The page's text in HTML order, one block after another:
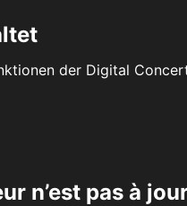
der Digital
n’est pas à